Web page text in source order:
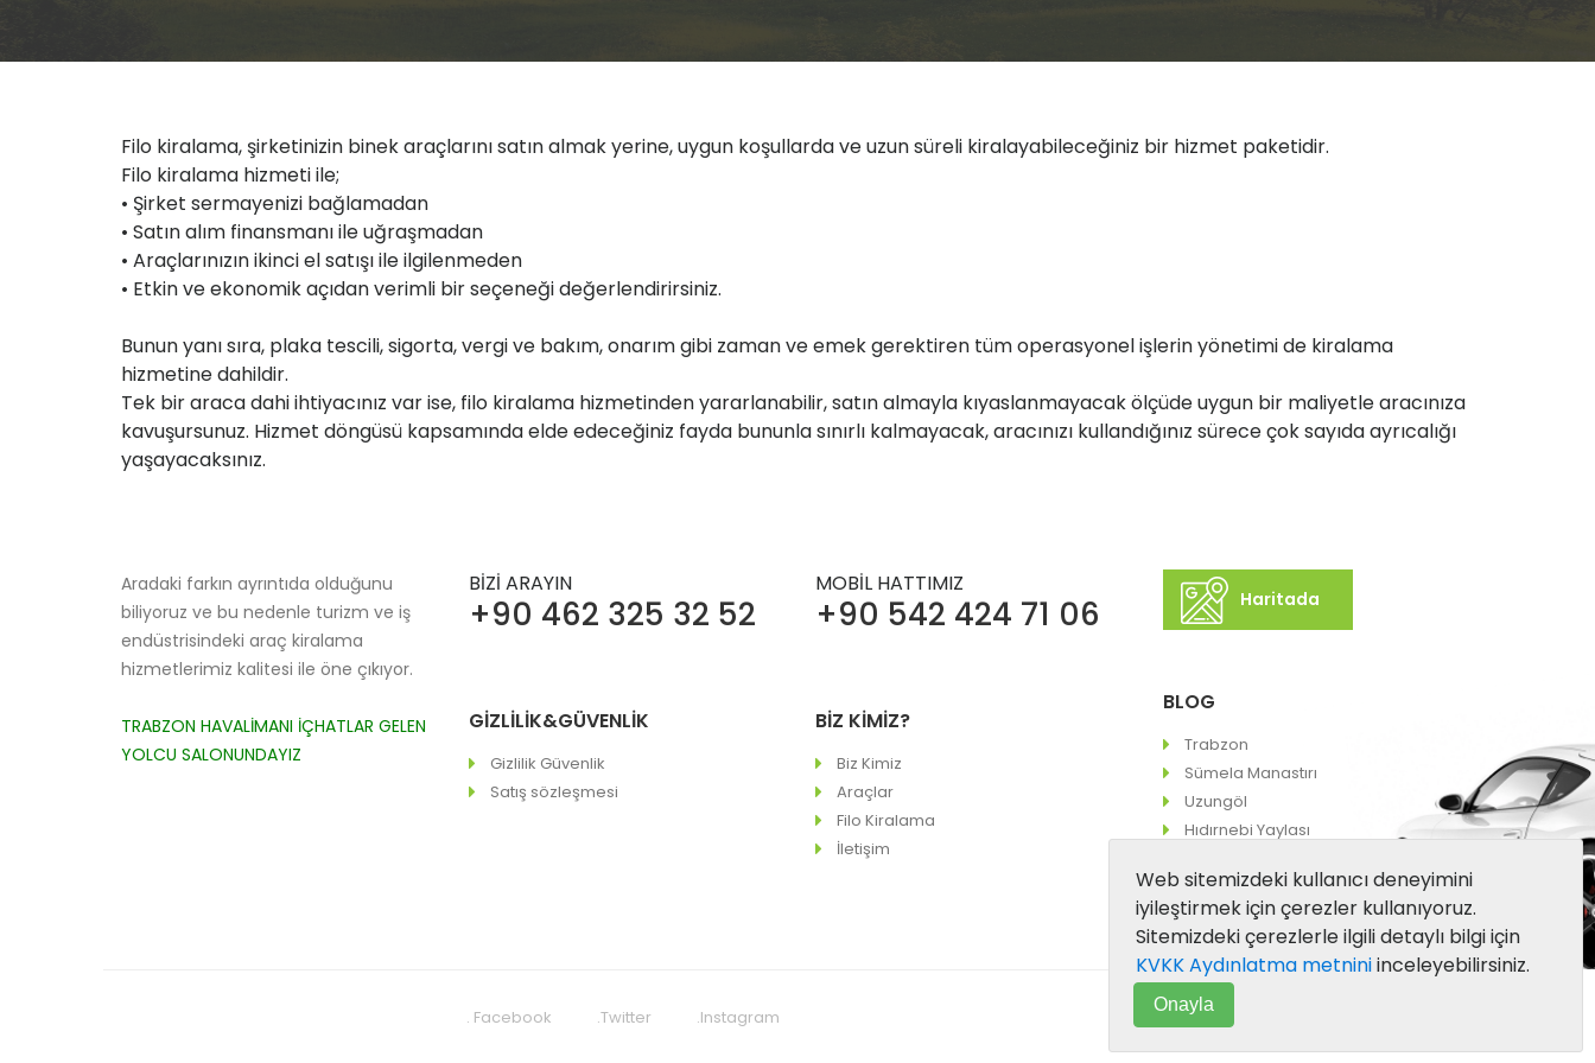
Filo kiralama, şirketinizin binek araçlarını satın almak yerine, uygun koşullarda ve uzun süreli kiralayabileceğiniz bir hizmet paketidir.
Filo kiralama hizmeti ile;
• Şirket sermayenizi bağlamadan
• Satın alım finansmanı ile uğraşmadan
• Araçlarınızın ikinci el satışı ile ilgilenmeden
• Etkin ve ekonomik açıdan verimli bir seçeneği değerlendirirsiniz.
Bunun yanı sıra, plaka tescili, sigorta, vergi ve bakım, onarım gibi zaman ve emek gerektiren tüm operasyonel işlerin yönetimi de kiralama
hizmetine dahildir.
Tek bir araca dahi ihtiyacınız var ise, filo kiralama hizmetinden yararlanabilir, satın almayla kıyaslanmayacak ölçüde uygun bir maliyetle aracınıza
kavuşursunuz. Hizmet döngüsü kapsamında elde edeceğiniz fayda bununla sınırlı kalmayacak, aracınızı kullandığınız sürece çok sayıda ayrıcalığı
yaşayacaksınız.
Aradaki farkın ayrıntıda olduğunu
biliyoruz ve bu nedenle turizm ve iş
endüstrisindeki araç kiralama
hizmetlerimiz kalitesi ile öne çıkıyor.
TRABZON HAVALİMANI İÇHATLAR GELEN
YOLCU SALONUNDAYIZ
BİZİ ARAYIN
+90 462 325 32 52
GİZLİLİK&GÜVENLİK
Gizlilik Güvenlik
Satış sözleşmesi
MOBİL HATTIMIZ
+90 542 424 71 06
BİZ KİMİZ?
Biz Kimiz
Araçlar
Filo Kiralama
İletişim
Haritada
BLOG
Trabzon
Sümela Manastırı
Uzungöl
Hıdırnebi Yaylası
. Facebook .Twitter .Instagram
Web sitemizdeki kullanıcı deneyimini
iyileştirmek için çerezler kullanıyoruz.
Sitemizdeki çerezlerle ilgili detaylı bilgi için
KVKK Aydınlatma metniniinceleyebilirsiniz.
Onayla